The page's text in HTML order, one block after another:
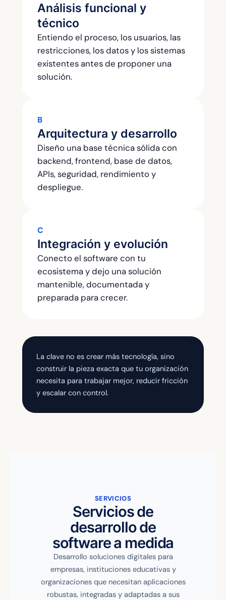
Análisis funcional y
técnico
Entiendo el proceso, los usuarios, las
restricciones, los datos y los sistemas
existentes antes de proponer una
solución.
B
Arquitectura y desarrollo
Diseño una base técnica sólida con
backend, frontend, base de datos,
APIs, seguridad, rendimiento y
despliegue.
C
Integración y evolución
Conecto el software con tu
ecosistema y dejo una solución
mantenible, documentada y
preparada para crecer.
La clave no es crear más tecnología, sino
construir la pieza exacta que tu organización
necesita para trabajar mejor, reducir fricción
y escalar con control.
SERVICIOS
Servicios de
desarrollo de
software a medida
Desarrollo soluciones digitales para
empresas, instituciones educativas y
organizaciones que necesitan aplicaciones
robustas, integradas y adaptadas a sus